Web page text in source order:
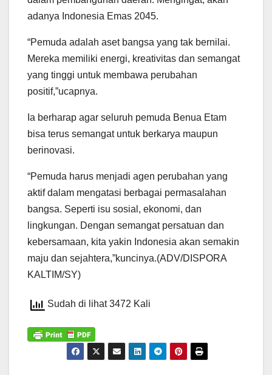
adanya Indonesia Emas 2045.
“Pemuda adalah aset bangsa yang tak bernilai.
Mereka memiliki energi, kreativitas dan semangat
yang tinggi untuk membawa perubahan
positif,”ucapnya.
Ia berharap agar seluruh pemuda Benua Etam
bisa terus semangat untuk berkarya maupun
berinovasi.
“Pemuda harus menjadi agen perubahan yang
aktif dalam mengatasi berbagai permasalahan
bangsa. Seperti isu sosial, ekonomi, dan
lingkungan. Dengan semangat persatuan dan
kebersamaan, kita yakin Indonesia akan semakin
maju dan sejahtera,”kuncinya.(ADV/DISPORA
KALTIM/SY)
Sudah di lihat 3472 Kali